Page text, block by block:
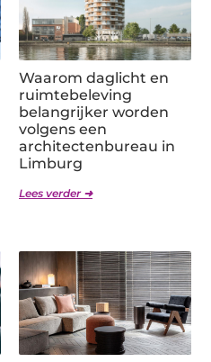
Waarom daglicht en
ruimtebeleving
belangrijker worden
volgens een
architectenbureau in
Limburg
Lees verder ➜